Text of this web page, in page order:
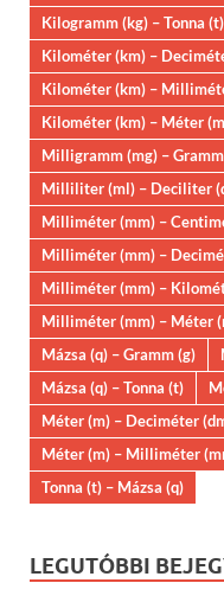
Kilogramm (kg) – Tonna (t)
Kilométer (km) –
Kilométer (km) –
Kilométer (km) – Méter
Milligramm (mg) –
Milliliter (ml) – Deciliter
Milliméter (mm) –
Milliméter (mm) –
Milliméter (mm) –
Milliméter (mm) – Méter
Mázsa (q) – Gramm (g)
Mázsa (q) – Tonna (t)
Méter (m) – Deciméter
Méter (m) – Milliméter
Tonna (t) – Mázsa (q)
LEGUTÓBBI